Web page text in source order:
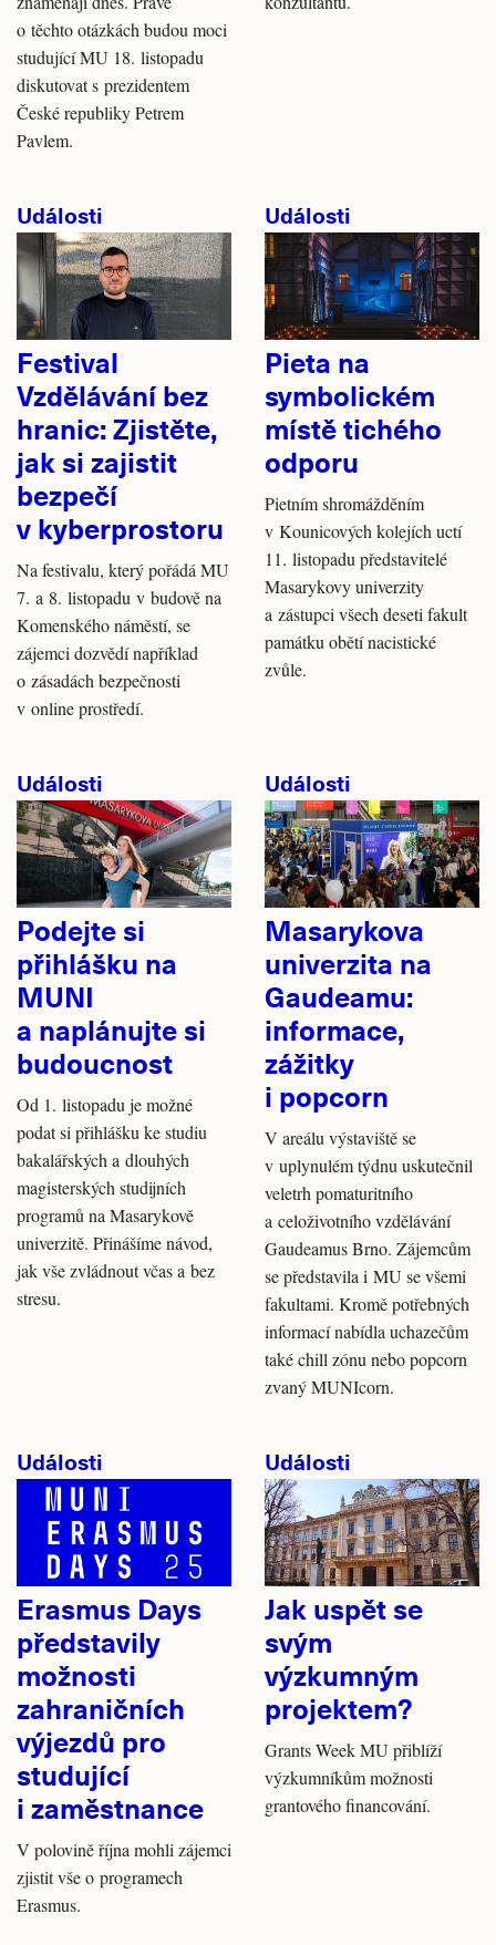
o těchto otázkách budou moci
studující MU 18. listopadu
diskutovat s prezidentem
České republiky Petrem
Pavlem.
Události
Festival
Vzdělávání bez
hranic: Zjistěte,
jak si zajistit
bezpečí
v kyberprostoru
Na festivalu, který pořádá MU
7. a 8. listopadu v budově na
Komenského náměstí, se
zájemci dozvědí například
o zásadách bezpečnosti
v online prostředí.
Události
Pieta na
symbolickém
místě tichého
odporu
Pietním shromážděním
v Kounicových kolejích uctí
11. listopadu představitelé
Masarykovy univerzity
a zástupci všech deseti fakult
památku obětí nacistické
zvůle.
Události
Podejte si
přihlášku na
MUNI
a naplánujte si
budoucnost
Od 1. listopadu je možné
podat si přihlášku ke studiu
bakalářských a dlouhých
magisterských studijních
programů na Masarykově
univerzitě. Přinášíme návod,
jak vše zvládnout včas a bez
stresu.
Události
Masarykova
univerzita na
Gaudeamu:
informace,
zážitky
i popcorn
V areálu výstaviště se
v uplynulém týdnu uskutečnil
veletrh pomaturitního
a celoživotního vzdělávání
Gaudeamus Brno. Zájemcům
se představila i MU se všemi
fakultami. Kromě potřebných
informací nabídla uchazečům
také chill zónu nebo popcorn
zvaný MUNIcorn.
Události
Erasmus Days
představily
možnosti
zahraničních
výjezdů pro
studující
i zaměstnance
V polovině října mohli zájemci
zjistit vše o programech
Erasmus.
Události
Jak uspět se
svým
výzkumným
projektem?
Grants Week MU přiblíží
výzkumníkům možnosti
grantového financování.